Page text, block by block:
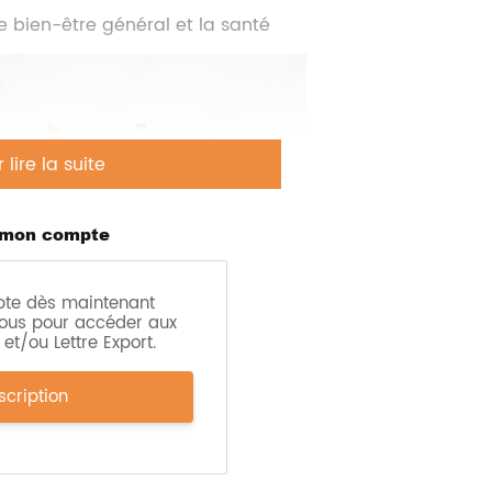
lire la suite
compte
dès maintenant
pour accéder aux
ou Lettre Export.
bien-être général et la santé
de la beauté naturelle plutôt
de santé supplémentaires gagnent